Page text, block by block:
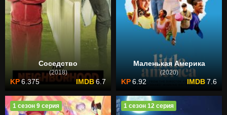
Соседство
(2018)
6.375 6.7
Маленькая Америка
(2020)
6.92 7.6
1 сезон 9 серия 1 сезон 12 серия